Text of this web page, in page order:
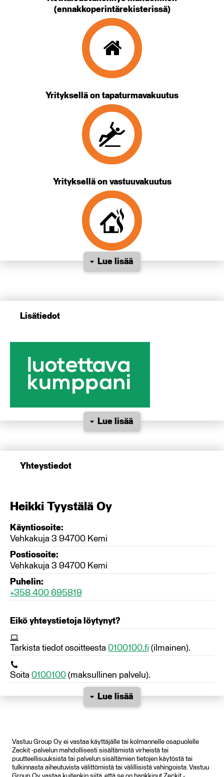
(ennakkoperintärekisterissä)
Yrityksellä on tapaturmavakuutus
Yrityksellä on vastuuvakuutus
Lue lisää
Lisätiedot
Lue lisää
Yhteystiedot
Heikki Tyystälä Oy
Käyntiosoite:
Vehkakuja 3 94700 Kemi
Postiosoite:
Vehkakuja 3 94700 Kemi
Puhelin:
+358 400 695819
Eikö yhteystietoja löytynyt?
Tarkista tiedot osoitteesta 0100100.fi (ilmainen).
Soita 0100100 (maksullinen palvelu).
Lue lisää
Vastuu Group Oy ei vastaa käyttäjälle tai kolmannelle osapuolelle
Zeckit -palvelun mahdollisesti sisältämistä virheistä tai
puutteellisuuksista tai palvelun sisältämien tietojen käytöstä tai
tulkinnasta aiheutuvista välittömistä tai välillisistä vahingoista. Vastuu